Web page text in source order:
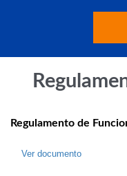
Regulamento de
Ver documento